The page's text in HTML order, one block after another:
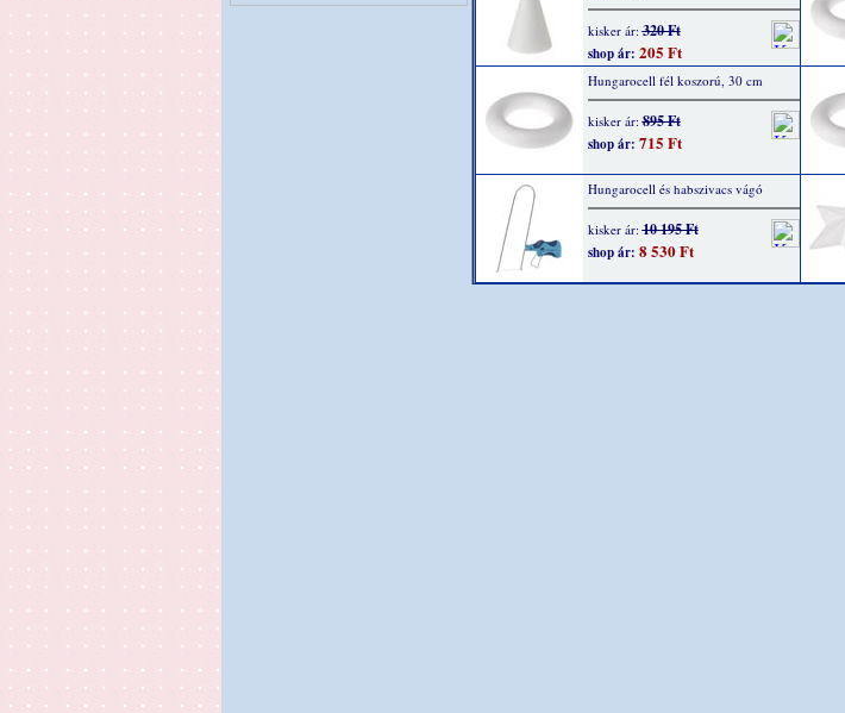
kisker ár:320 Ft
shop ár: 205 Ft
Hungarocell fél koszorú, 30 cm
kisker ár:895 Ft
shop ár: 715 Ft
Hungarocell és habszivacs vágó
kisker ár:10 195 Ft
shop ár: 8 530 Ft